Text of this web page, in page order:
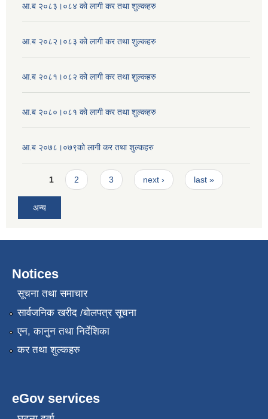
आ.ब २०८३।०८४ को लागी कर तथा शुल्कहरु
आ.ब २०८२।०८३ को लागी कर तथा शुल्कहरु
आ.ब २०८१।०८२ को लागी कर तथा शुल्कहरु
आ.ब २०८०।०८१ को लागी कर तथा शुल्कहरु
आ.ब २०७८।०७९को लागी कर तथा शुल्कहरु
Pages
1 2 3 next › last »
अन्य
Notices
सूचना तथा समाचार
सार्वजनिक खरीद /बोलपत्र सूचना
एन, कानुन तथा निर्देशिका
कर तथा शुल्कहरु
eGov services